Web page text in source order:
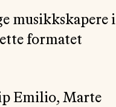
musikkskapere i
formatet
Emilio, Marte